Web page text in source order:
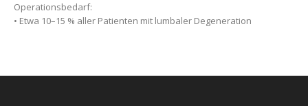
Operationsbedarf:
• Etwa 10–15 % aller Patienten mit lumbaler Degeneration